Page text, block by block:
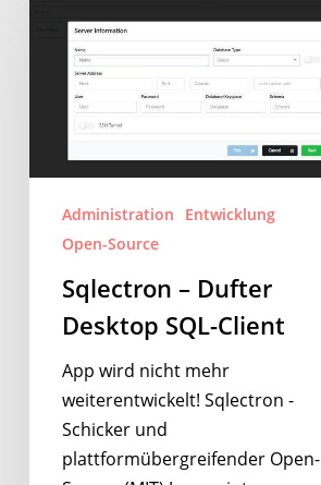
Dufter
Desktop
Administration
Entwicklung
Open-Source
Sqlectron – Dufter
Desktop SQL-Client
App wird nicht mehr
weiterentwickelt! Sqlectron -
Schicker und
plattformübergreifender Open-